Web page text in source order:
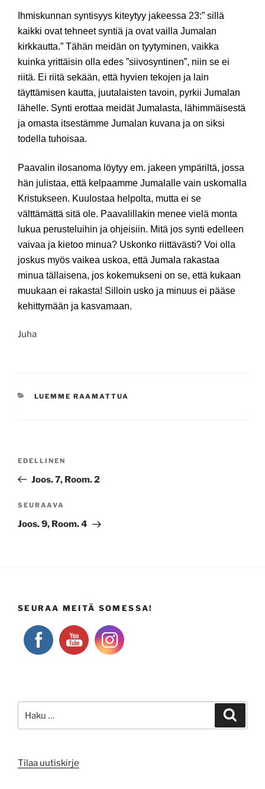
Ihmiskunnan syntisyys kiteytyy jakeessa 23:” sillä
kaikki ovat tehneet syntiä ja ovat vailla Jumalan
kirkkautta.” Tähän meidän on tyytyminen, vaikka
kuinka yrittäisin olla edes ”siivosyntinen”, niin se ei
riitä. Ei riitä sekään, että hyvien tekojen ja lain
täyttämisen kautta, juutalaisten tavoin, pyrkii Jumalan
lähelle. Synti erottaa meidät Jumalasta, lähimmäisestä
ja omasta itsestämme Jumalan kuvana ja on siksi
todella tuhoisaa.
Paavalin ilosanoma löytyy em. jakeen ympäriltä, jossa
hän julistaa, että kelpaamme Jumalalle vain uskomalla
Kristukseen. Kuulostaa helpolta, mutta ei se
välttämättä sitä ole. Paavalillakin menee vielä monta
lukua perusteluihin ja ohjeisiin. Mitä jos synti edelleen
vaivaa ja kietoo minua? Uskonko riittävästi? Voi olla
joskus myös vaikea uskoa, että Jumala rakastaa
minua tällaisena, jos kokemukseni on se, että kukaan
muukaan ei rakasta! Silloin usko ja minuus ei pääse
kehittymään ja kasvamaan.
Juha
KATEGORIAT
LUEMME RAAMATTUA
Edellinen
artikkeli
EDELLINEN
Joos. 7, Room. 2
Seuraava
artikkeli
SEURAAVA
Joos. 9, Room. 4
SEURAA MEITÄ SOMESSA!
Tilaa uutiskirje